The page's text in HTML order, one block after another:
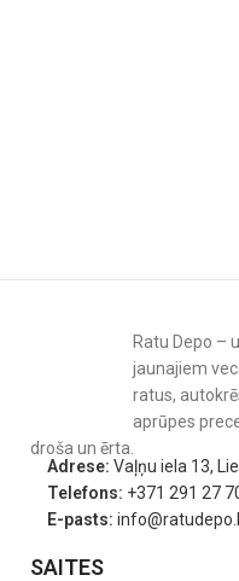
Ratu Depo –
jaunajiem
ratus,
aprūpes
droša un ērta.
Adrese: Vaļņu iela 13,
Telefons: +371 291 27
E-pasts:
SAITES